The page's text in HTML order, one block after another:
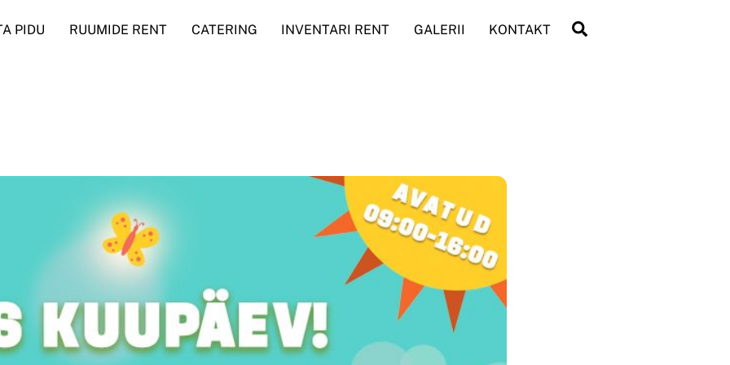
PIDU RUUMIDE RENT CATERING INVENTARI RENT GALERII KONTAKT